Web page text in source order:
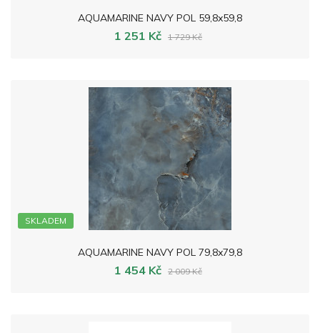
AQUAMARINE NAVY POL 59,8x59,8
1 251 Kč 1 729 Kč
SKLADEM
AQUAMARINE NAVY POL 79,8x79,8
1 454 Kč 2 009 Kč